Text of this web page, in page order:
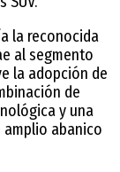
la reconocida
al segmento
la adopción de
de
y una
abanico